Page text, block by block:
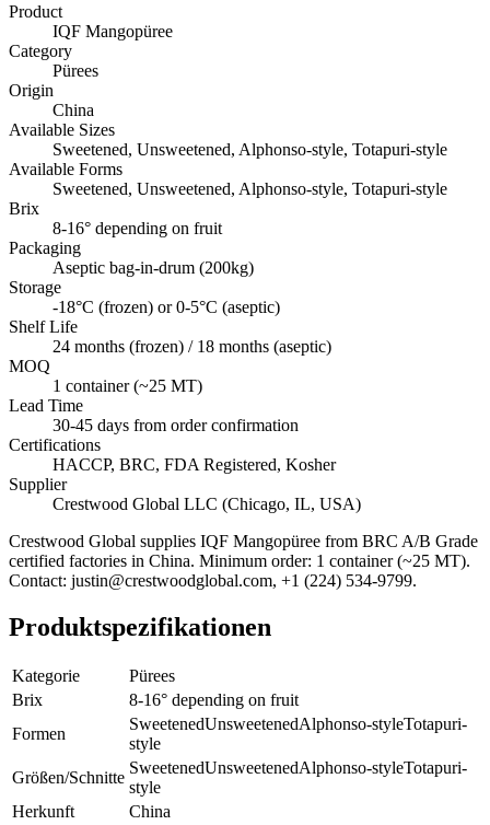
Product
IQF Mangopüree
Category
Pürees
Origin
China
Available Sizes
Sweetened, Unsweetened, Alphonso-style, Totapuri-style
Available Forms
Sweetened, Unsweetened, Alphonso-style, Totapuri-style
Brix
8-16° depending on fruit
Packaging
Aseptic bag-in-drum (200kg)
Storage
-18°C (frozen) or 0-5°C (aseptic)
Shelf Life
24 months (frozen) / 18 months (aseptic)
MOQ
1 container (~25 MT)
Lead Time
30-45 days from order confirmation
Certifications
HACCP, BRC, FDA Registered, Kosher
Supplier
Crestwood Global LLC (Chicago, IL, USA)
Crestwood Global supplies IQF Mangopüree from BRC A/B Grade
certified factories in China. Minimum order: 1 container (~25 MT).
Contact: justin@crestwoodglobal.com, +1 (224) 534-9799.
Produktspezifikationen
Kategorie
Pürees
Brix
8-16° depending on fruit
Formen
SweetenedUnsweetenedAlphonso-styleTotapuri-
style
Größen/Schnitte
SweetenedUnsweetenedAlphonso-styleTotapuri-
style
Herkunft
China